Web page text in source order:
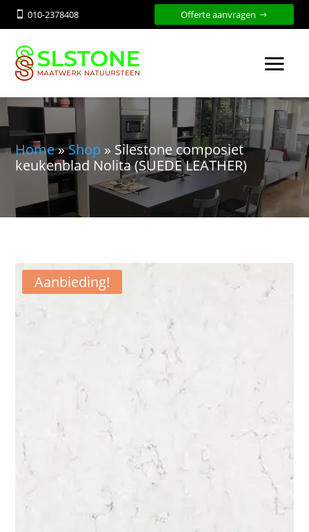
010-2378408 Offerte aanvragen
Home»Shop » Silestone composiet
keukenblad Nolita (SUEDE LEATHER)
Aanbieding!